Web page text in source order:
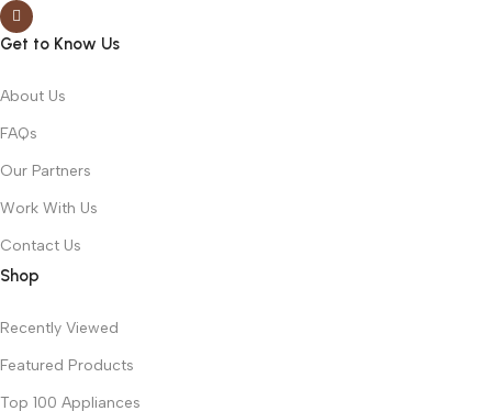
Get to Know Us
About Us
FAQs
Our Partners
Work With Us
Contact Us
Shop
Recently Viewed
Featured Products
Top 100 Appliances